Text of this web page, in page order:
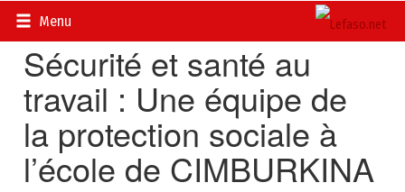
Menu
Accueil>
Sécurité et santé au
travail : Une équipe de
la protection sociale à
l’école de CIMBURKINA